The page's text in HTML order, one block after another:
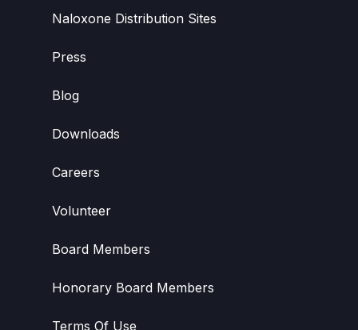
Naloxone Distribution Sites
Press
Blog
Downloads
Careers
Volunteer
Board Members
Honorary Board Members
Terms Of Use